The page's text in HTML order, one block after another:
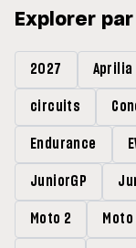
Explorer
2027 Aprilia
circuits
Endurance
JuniorGP
Moto 2 Moto